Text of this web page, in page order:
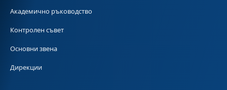
Академично ръководство
Контролен съвет
Основни звена
Дирекции